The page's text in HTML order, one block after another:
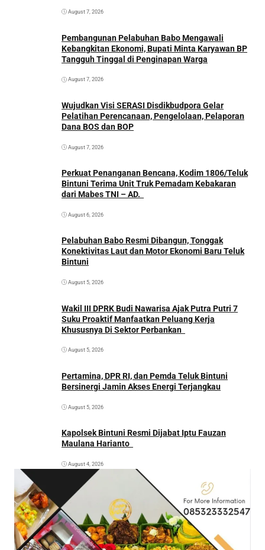
August 7, 2026
Pembangunan Pelabuhan Babo Mengawali
Kebangkitan Ekonomi, Bupati Minta Karyawan BP
Tangguh Tinggal di Penginapan Warga
August 7, 2026
Wujudkan Visi SERASI Disdikbudpora Gelar
Pelatihan Perencanaan, Pengelolaan, Pelaporan
Dana BOS dan BOP
August 7, 2026
Perkuat Penanganan Bencana, Kodim 1806/Teluk
Bintuni Terima Unit Truk Pemadam Kebakaran
August 6, 2026
Pelabuhan Babo Resmi Dibangun, Tonggak
Konektivitas Laut dan Motor Ekonomi Baru Teluk
Bintuni
August 5, 2026
Wakil III DPRK Budi Nawarisa Ajak Putra Putri 7
Suku Proaktif Manfaatkan Peluang Kerja
August 5, 2026
Pertamina, DPR RI, dan Pemda Teluk Bintuni
Bersinergi Jamin Akses Energi Terjangkau
August 5, 2026
Kapolsek Bintuni Resmi Dijabat Iptu Fauzan
August 4, 2026